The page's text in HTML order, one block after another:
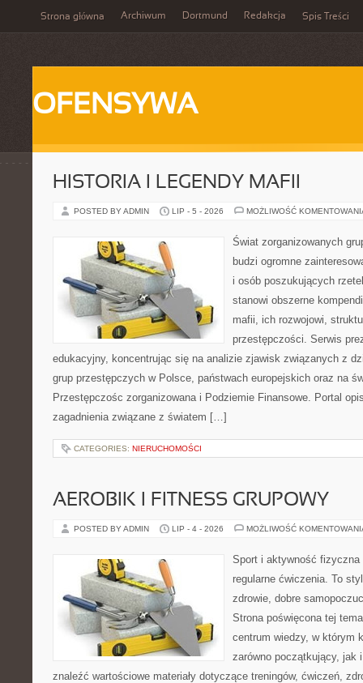
Strona główna Archiwum Dortmund Redakcja Spis Treści
OFENSYWA
HISTORIA I LEGENDY MAFII
POSTED BY ADMIN LIP - 5 - 2026 MOŻLIWOŚĆ
Świat zorganizowanych
budzi ogromne
i osób poszukujących
stanowi obszerne
mafii, ich rozwojowi,
przestępczości. Serwis
edukacyjny, koncentrując się na analizie zjawisk związanych z
grup przestępczych w Polsce, państwach europejskich oraz na
Przestępczośc zorganizowana i Podziemie Finansowe. Portal
zagadnienia związane z światem […]
CATEGORIES: NIERUCHOMOŚCI
AEROBIK I FITNESS GRUPOWY
POSTED BY ADMIN LIP - 4 - 2026 MOŻLIWOŚĆ
Sport i aktywność
regularne ćwiczenia. To
zdrowie, dobre
Strona poświęcona tej
centrum wiedzy, w którym
zarówno początkujący, jak
znaleźć wartościowe materiały dotyczące treningów, ćwiczeń,